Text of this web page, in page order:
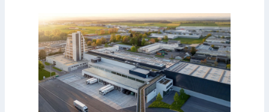
t
s
c
h
i
n
e
n
b